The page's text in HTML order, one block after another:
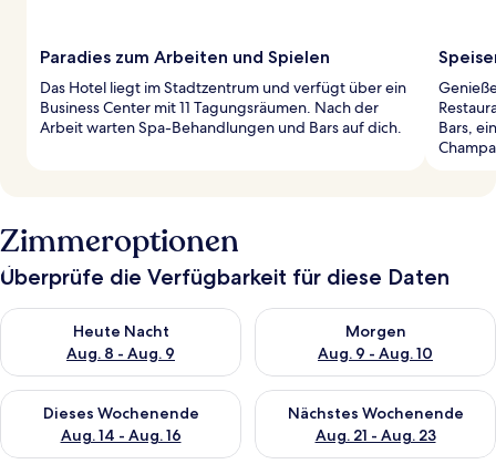
Paradies zum Arbeiten und Spielen
Das Hotel liegt im Stadtzentrum und verfügt über ein
Business Center mit 11 Tagungsräumen. Nach der
Arbeit warten Spa-Behandlungen und Bars auf dich.
Bars,
Zimmeroptionen
Überprüfe die Verfügbarkeit für diese Daten
Heute Nacht
Aug. 8 - Aug. 9
Überprüfe die Verfügbarkeit für heute Nacht, Aug. 8 - Aug. 9.
Morgen
Aug. 9 - Aug. 10
Überprüfe die Verfügbarkeit
Dieses Wochenende
Aug. 14 - Aug. 16
Überprüfe die Verfügbarkeit für dieses Wochenende, Aug. 14
Nächstes Wochenende
Aug. 21 - Aug. 23
Überprüfe die Verfügbarkeit